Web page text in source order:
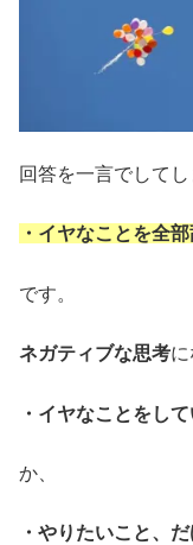
回答を一言でしてし
・イヤなことを全
です。
ネガティブな思考に
・イヤなことをし
か、
・やりたいこと、